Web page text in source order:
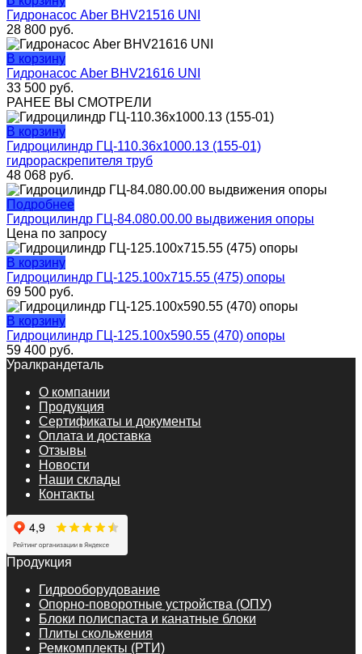
Гидронасос Aber BHV21516 UNI
28 800 руб.
В корзину
Гидронасос Aber BHV21616 UNI
33 500 руб.
РАНЕЕ ВЫ СМОТРЕЛИ
В корзину
Гидроцилиндр ГЦ-110.36х1000.13 (155-01)
гидрораскрепителя труб
48 068 руб.
Подробнее
Гидроцилиндр ГЦ-84.080.00.00 выдвижения опоры
Цена по запросу
В корзину
Гидроцилиндр ГЦ-125.100х715.55 (475) опоры
69 500 руб.
В корзину
Гидроцилиндр ГЦ-125.100х590.55 (470) опоры
59 400 руб.
Уралкрандеталь
О компании
Продукция
Сертификаты и документы
Оплата и доставка
Отзывы
Новости
Наши склады
Контакты
Продукция
Гидрооборудование
Опорно-поворотные устройства (ОПУ)
Блоки полиспаста и канатные блоки
Плиты скольжения
Ремкомплекты (РТИ)